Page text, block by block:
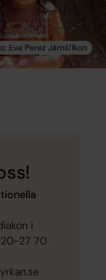
i
27 70